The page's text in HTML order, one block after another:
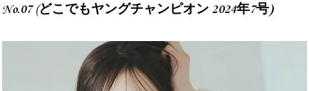
No.07 (どこでもヤングチャンピオン 2024年7号)